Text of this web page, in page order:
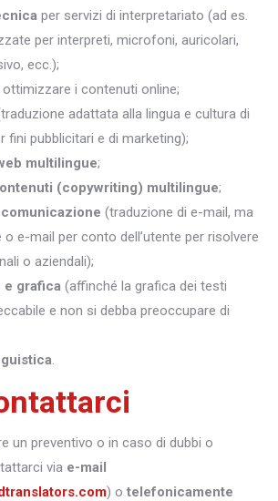
per servizi di interpretariato (ad es.
per interpreti, microfoni, auricolari,
ecc.);
ottimizzare i contenuti online;
adattata alla lingua e cultura di
fini pubblicitari e di marketing);
multilingue;
(copywriting) multilingue;
(traduzione di e-mail, ma
e-mail per conto dell’utente per risolvere
o aziendali);
e grafica (affinché la grafica dei testi
e non si debba preoccupare di
.
un preventivo o in caso di dubbi o
via e-mail
) o telefonicamente